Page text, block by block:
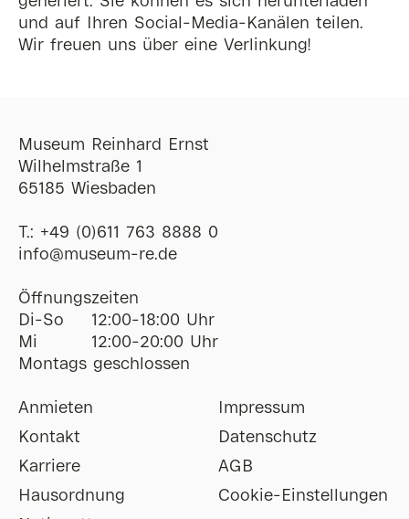
und auf Ihren Social-Media-Kanälen teilen.
Wir freuen uns über eine Verlinkung!
Museum Reinhard Ernst
Wilhelmstraße 1
65185 Wiesbaden
T.: +49 (0)611 763 8888 0
ofni@museum-re de
Öffnungszeiten
Di-So
12:00-18:00 Uhr
Mi
12:00-20:00 Uhr
Montags geschlossen
Anmieten
Kontakt
Karriere
Hausordnung
Impressum
Datenschutz
AGB
Cookie-Einstellungen